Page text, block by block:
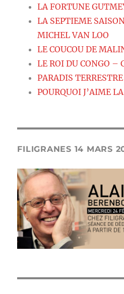
LA FORTUNE
LA SEPTIEME
MICHEL VAN LOO
LE COUCOU DE
LE ROI DU CONGO –
PARADIS TERRESTRE
POURQUOI J’AIME
FILIGRANES 14 MARS